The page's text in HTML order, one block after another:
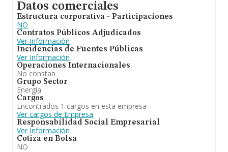
Datos comerciales
Estructura corporativa - Participaciones
NO
Contratos Públicos Adjudicados
Ver Información
Incidencias de Fuentes Públicas
Ver Información
Operaciones Internacionales
No constan
Grupo Sector
Energía
Cargos
Encontrados 1 cargos en esta empresa
Ver cargos de Empresa
Responsabilidad Social Empresarial
Ver Información
Cotiza en Bolsa
NO